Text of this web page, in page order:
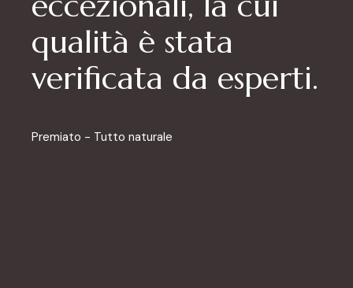
qualità è stata
verificata da esperti.
Premiato - Tutto naturale